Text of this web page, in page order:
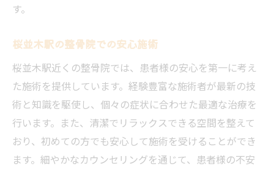
す。
桜並木駅の整骨院での安心施術
桜並木駅近くの整骨院では、患者様の安心を第一に考え
た施術を提供しています。経験豊富な施術者が最新の技
術と知識を駆使し、個々の症状に合わせた最適な治療を
行います。また、清潔でリラックスできる空間を整えて
おり、初めての方でも安心して施術を受けることができ
ます。細やかなカウンセリングを通じて、患者様の不安